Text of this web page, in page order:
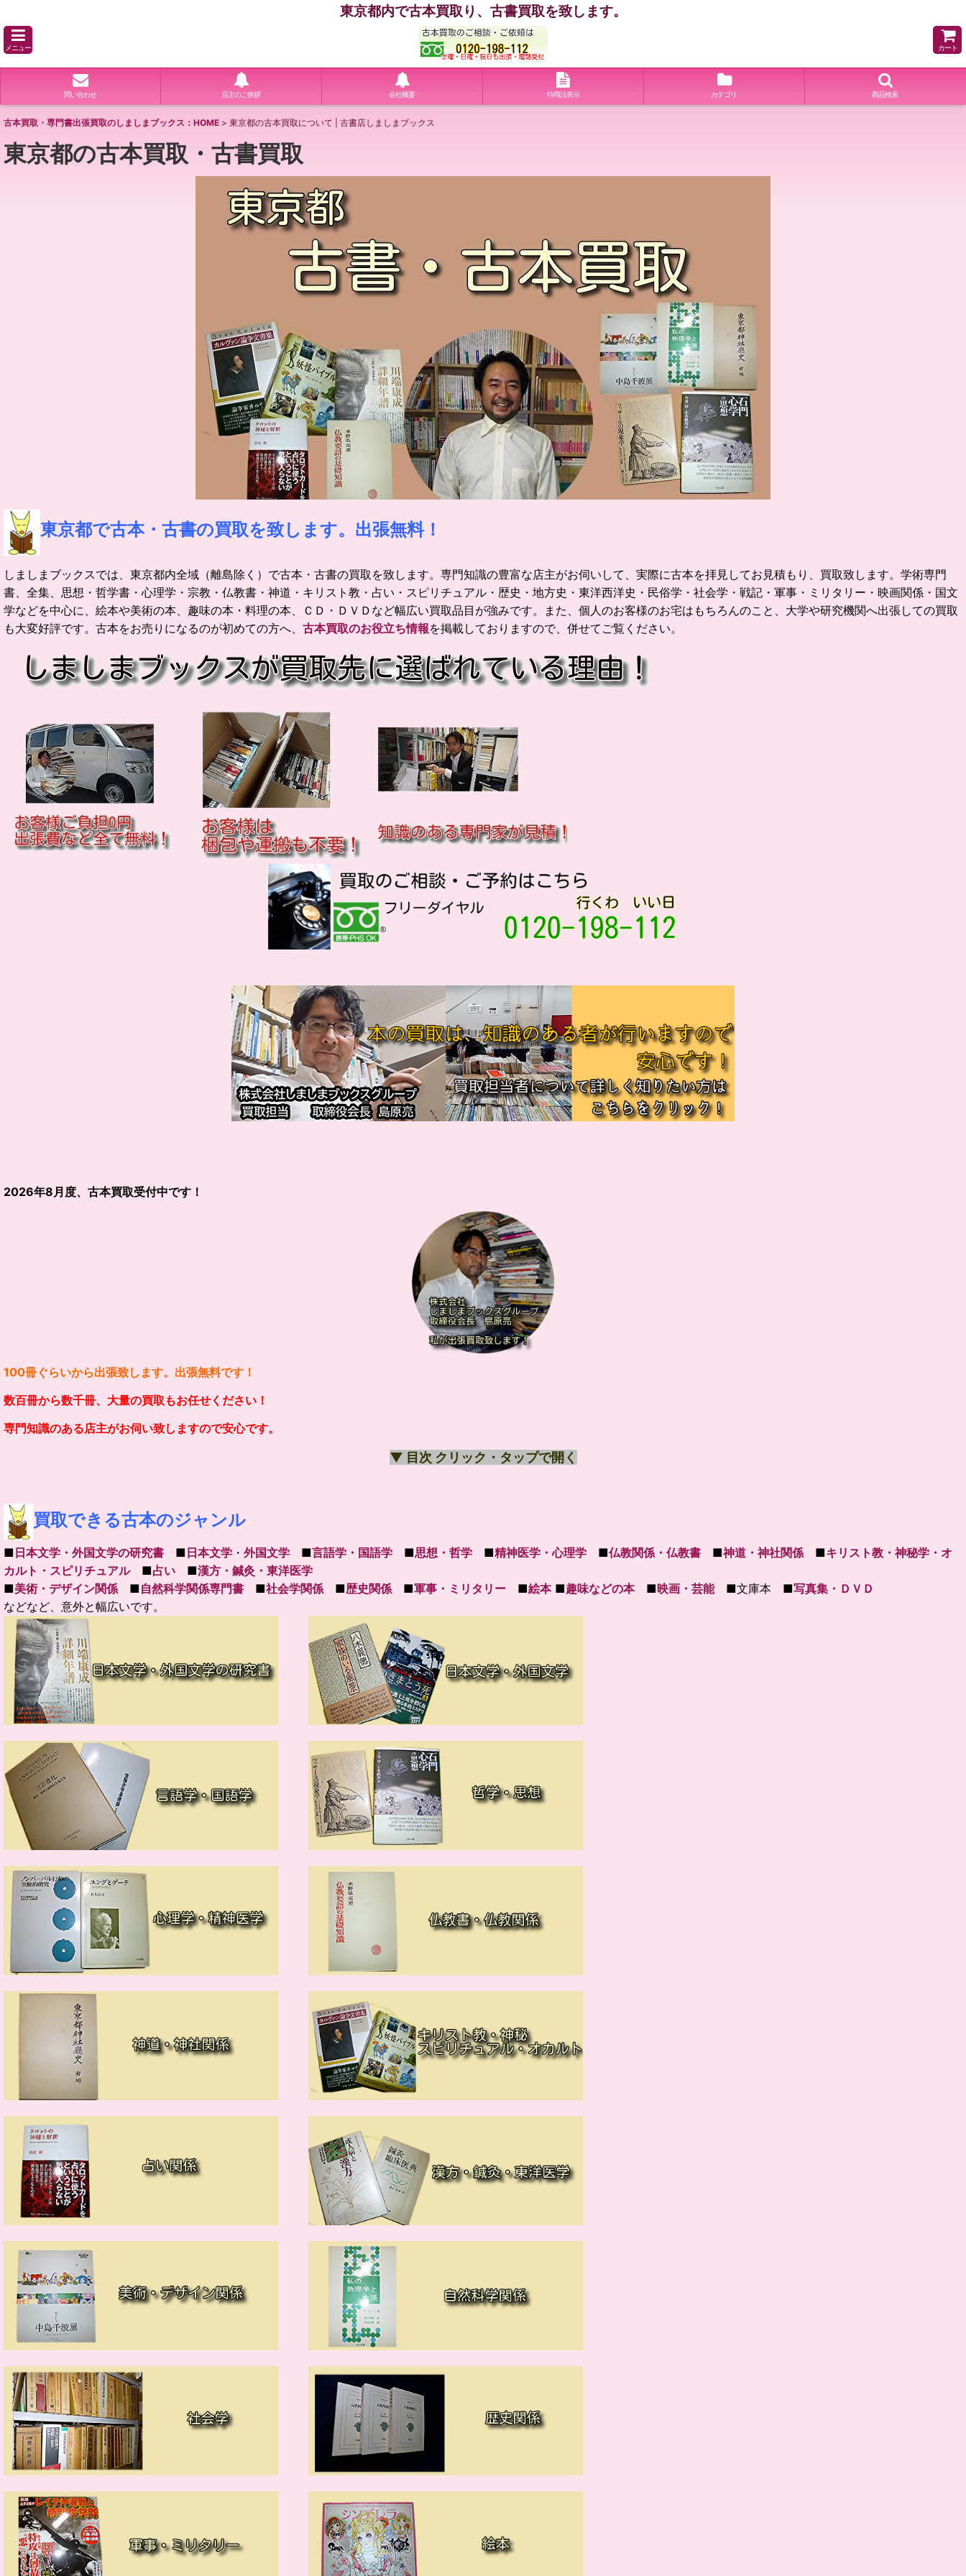
東京都内で古本買取り、古書買取を致します。
メニュー カート
問い合わせ 店主のご挨拶 会社概要 特商法表示 カテゴリ 商品検索
古本買取・専門書出張買取のしましまブックス：HOME > 東京都の古本買取について | 古書店しましまブックス
東京都の古本買取・古書買取
東京都で古本・古書の買取を致します。出張無料！
しましまブックスでは、東京都内全域（離島除く）で古本・古書の買取を致します。 専門知識の豊富な店主がお伺いして、実際に古本を拝見してお見積もり、買取致します。 学術専門
書、全集、思想・哲学書・心理学・宗教・仏教書・神道・キリスト教・占い・スピリチュアル・歴史・地方史・東洋西洋史・民俗学・社会学・戦記・軍事・ミリタリー・映画関係・国文
学などを中心に、絵本や美術の本、趣味の本・料理の本、ＣＤ・ＤＶＤなど幅広い買取品目が強みです。
また、個人のお客様のお宅はもちろんのこと、大学や研究機関へ出張しての買取
も大変好評です。 古本をお売りになるのが初めての方へ、 古本買取のお役立ち情報を掲載しておりますので、併せてご覧ください。
2026年8 月度、古本買取受付中です！
100冊ぐらいから出張致します。出張無料です！
数百冊から数千冊、大量の買取もお任せください！
専門知識のある店主がお伺い致しますので安心です。
▼ 目次 クリック・タップで開く
買取できる古本のジャンル
■ 日本文学・外国文学の研究書 ■ 日本文学 ・ 外国文学 ■言語学・国語学 ■思想・哲学 ■精神医学・心理学 ■仏教関係・仏教書 ■神道・神社関係■キリスト教・神秘学・オ
カルト・スピリチュアル■占い ■漢方・鍼灸・東洋医学
■美術・デザイン関係■自然科学関係専門書 ■社会学関係■歴史関係■軍事・ミリタリー ■絵本■趣味などの本■映画・芸能■文庫本 ■写真集・ＤＶＤ
などなど、意外と幅広いです。